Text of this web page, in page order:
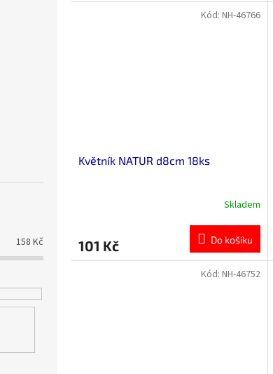
158 Kč
Květník NATUR d8cm 18ks
Skladem
101 Kč Do košíku
Kód: NH-46766
Kód: NH-46752